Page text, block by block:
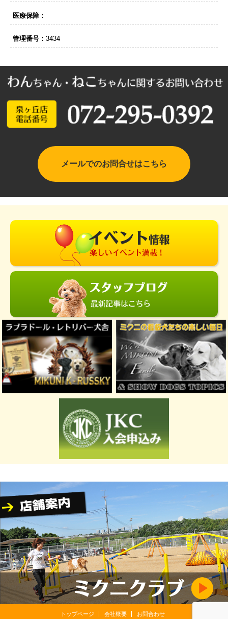
医療保障：
管理番号： 3434
メールでのお問合せはこちら
トップページ 会社概要 お問合わせ